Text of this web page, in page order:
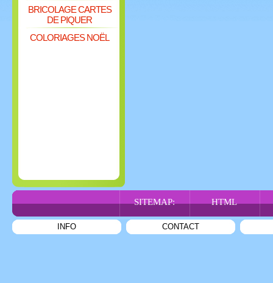
BRICOLAGE CARTES
DE PIQUER
COLORIAGES NOËL
SITEMAP: HTML
INFO CONTACT